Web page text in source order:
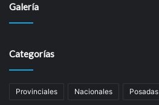
Galería
Categorías
Provinciales Nacionales Posadas